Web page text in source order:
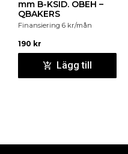
mm B-KSID. OBEH –
QBAKERS
Finansiering 6 kr/mån
190 kr
Lägg till